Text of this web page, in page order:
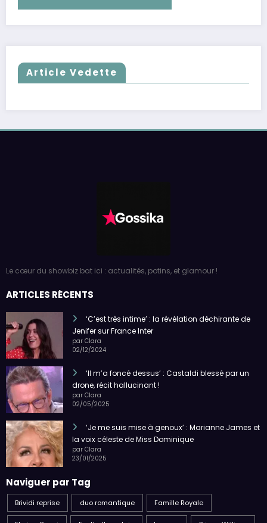
Article Vedette
Le cœur du showbiz bat ici : actualités, potins, et glamour !
ARTICLES RÉCENTS
‘C’est très intime’ : la révélation déchirante de
Jenifer sur France Inter
par Clara
02/12/2024
‘Il m’a foncé dessus’ : Castaldi blessé par un
drone, récit hallucinant !
par Clara
02/05/2025
‘Je me suis mise à genoux’ : Marianne James et
la voix céleste de Miss Dominique
par Clara
23/01/2025
Naviguer par Tag
Brividi reprise duo romantique Famille Royale